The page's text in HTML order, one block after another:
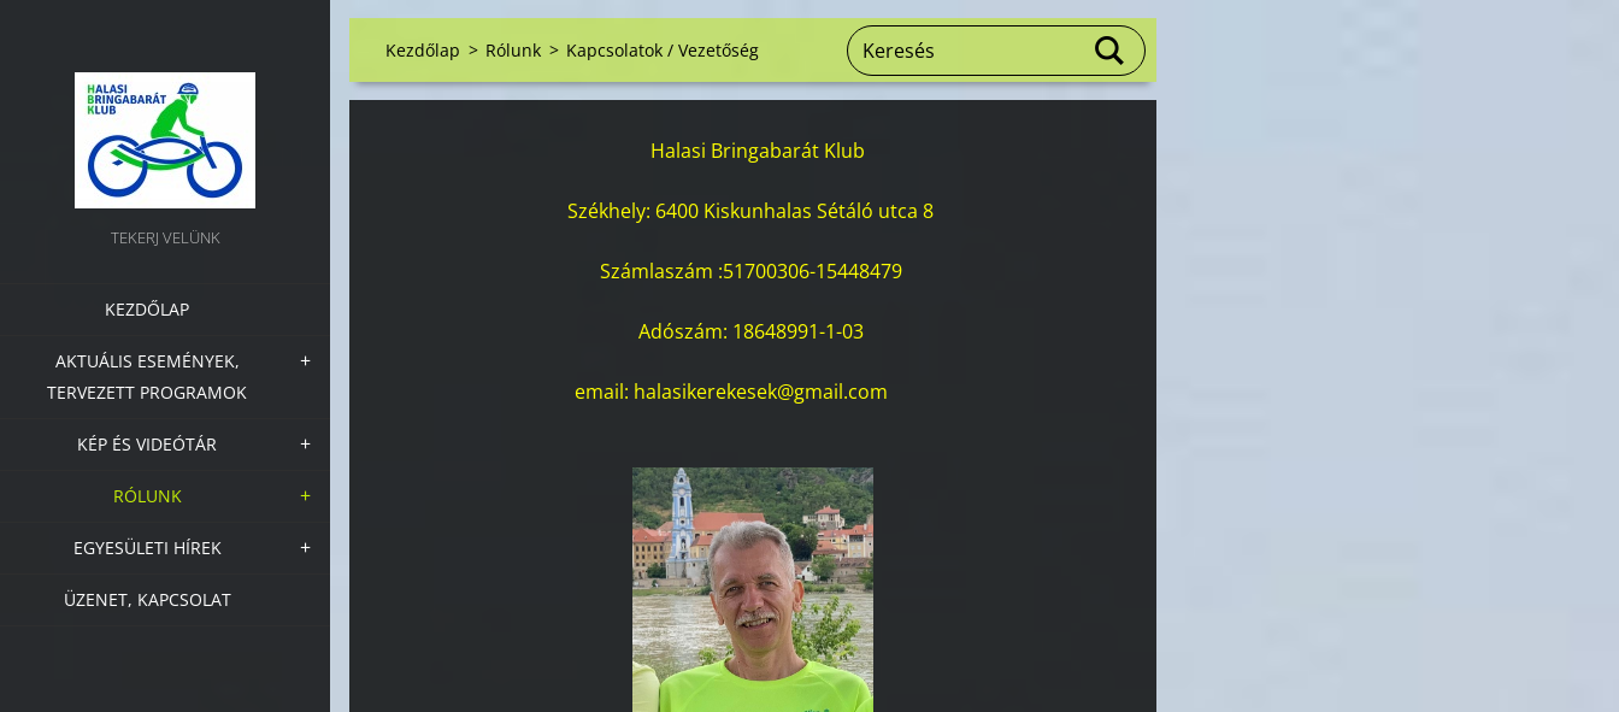
TEKERJ VELÜNK
KEZDŐLAP
AKTUÁLIS ESEMÉNYEK,
TERVEZETT PROGRAMOK
KÉP ÉS VIDEÓTÁR
RÓLUNK
EGYESÜLETI HÍREK
ÜZENET, KAPCSOLAT
Kezdőlap > Rólunk > Kapcsolatok / Vezetőség
Halasi Bringabarát Klub
Székhely: 6400 Kiskunhalas Sétáló utca 8
Számlaszám :51700306-15448479
Adószám: 18648991-1-03
email: halasikerekesek@gmail.com